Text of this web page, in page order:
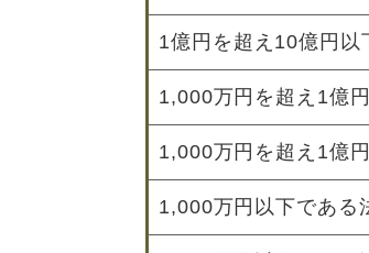
1億円を超え10億円以
1,000万円を超え1億
1,000万円を超え1億
1,000万円以下である